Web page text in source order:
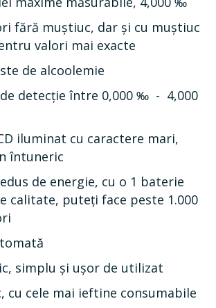
fără muștiuc, dar și cu muștiuc
valori mai exacte
de alcoolemie
detecție între 0,000 ‰ - 4,000
iluminat cu caractere mari,
întuneric
de energie, cu o 1 baterie
calitate, puteți face peste 1.000
simplu și ușor de utilizat
cu cele mai ieftine consumabile